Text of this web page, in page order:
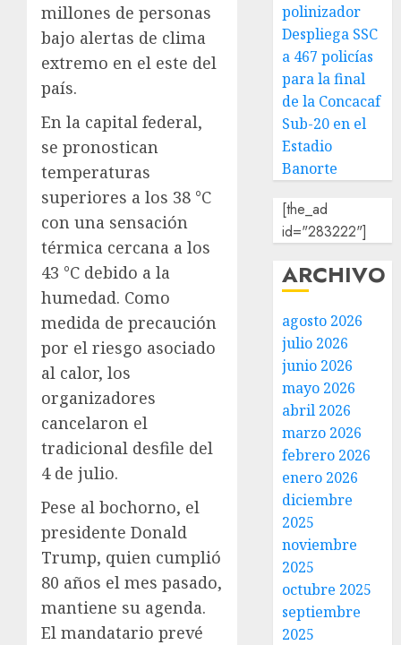
millones de personas
bajo alertas de clima
extremo en el este del
país.
En la capital federal,
se pronostican
temperaturas
superiores a los 38 °C
con una sensación
térmica cercana a los
43 °C debido a la
humedad. Como
medida de precaución
por el riesgo asociado
al calor, los
organizadores
cancelaron el
tradicional desfile del
4 de julio.
Pese al bochorno, el
presidente Donald
Trump, quien cumplió
80 años el mes pasado,
mantiene su agenda.
El mandatario prevé
polinizador
Despliega SSC
a 467 policías
para la final
de la Concacaf
Sub-20 en el
Estadio
Banorte
[the_ad
id="283222"]
ARCHIVO
agosto 2026
julio 2026
junio 2026
mayo 2026
abril 2026
marzo 2026
febrero 2026
enero 2026
diciembre
2025
noviembre
2025
octubre 2025
septiembre
2025